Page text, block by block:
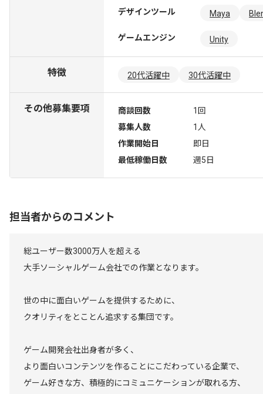
デザインツール Maya
ゲームエンジン Unity
特徴 20代活躍中 30代活躍中
その他募集要項 商談回数
1回
募集人数
1人
作業開始日
即日
最低稼働日数
週5日
担当者からのコメント
総ユーザー数3000万人を超える
大手ソーシャルゲーム会社での作業となります。
世の中に面白いゲームを提供するために、
クオリティをとことん追求する集団です。
ゲーム開発会社出身者が多く、
より面白いコンテンツを作ることにこだわっている企業で、
ゲーム好きな方、積極的にコミュニケーションが取れる方、